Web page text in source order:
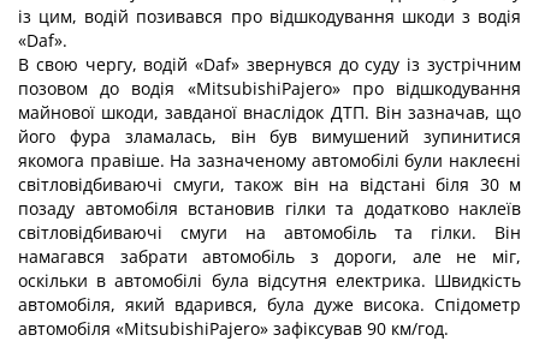
із цим, водій позивався про відшкодування шкоди з водія
«Daf».
В свою чергу, водій «Daf» звернувся до суду із зустрічним
позовом до водія «MitsubishiPajero» про відшкодування
майнової шкоди, завданої внаслідок ДТП. Він зазначав, що
його фура зламалась, він був вимушений зупинитися
якомога правіше. На зазначеному автомобілі були наклеєні
світловідбиваючі смуги, також він на відстані біля 30 м
позаду автомобіля встановив гілки та додатково наклеїв
світловідбиваючі смуги на автомобіль та гілки. Він
намагався забрати автомобіль з дороги, але не міг,
оскільки в автомобілі була відсутня електрика. Швидкість
автомобіля, який вдарився, була дуже висока. Спідометр
автомобіля «MitsubishiPajero» зафіксував 90 км/год.